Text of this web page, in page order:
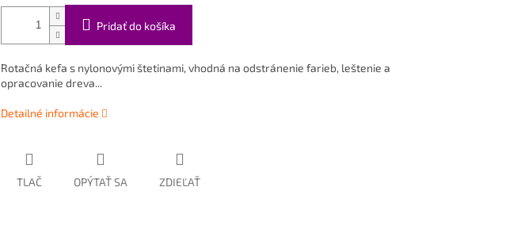
Pridať do košíka
Rotačná kefa s nylonovými štetinami, vhodná na odstránenie farieb, leštenie a
opracovanie dreva...
Detailné informácie
TLAČ OPÝTAŤ SA ZDIEĽAŤ